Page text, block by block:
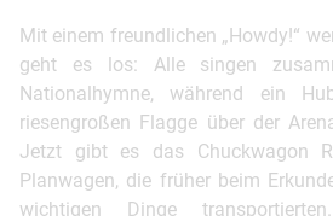
Mit einem freundlichen „Howdy!“
geht es los: Alle singen
Nationalhymne, während ein
riesengroßen Flagge über der
Jetzt gibt es das Chuckwagon
Planwagen, die früher beim
wichtigen Dinge